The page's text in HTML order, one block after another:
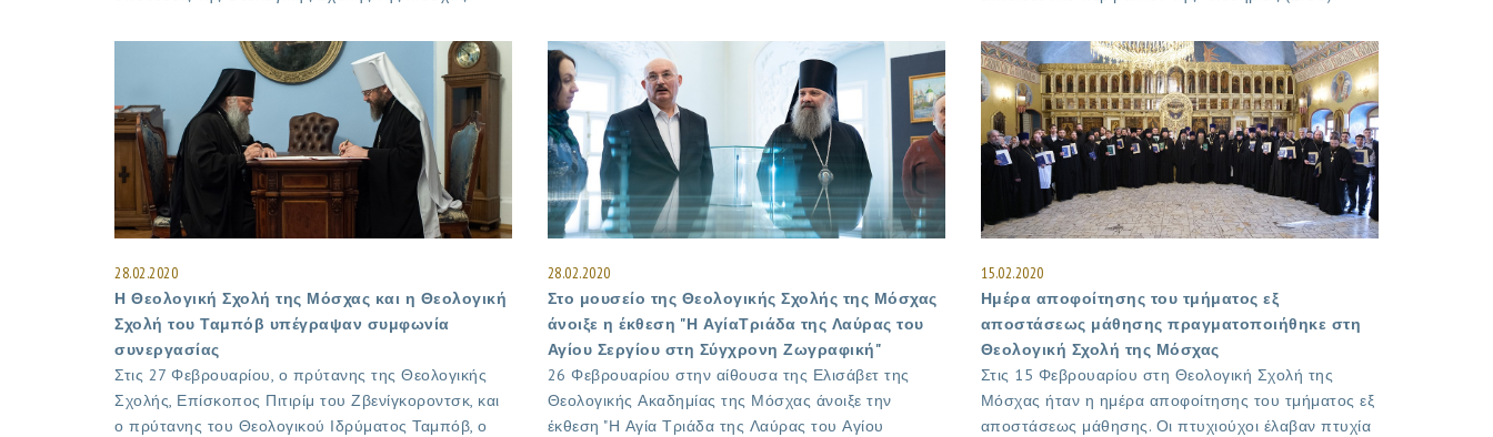
28.02.2020
Η Θεολογική Σχολή της Μόσχας και η Θεολογική
Σχολή του Ταμπόβ υπέγραψαν συμφωνία
συνεργασίας
Στις 27 Φεβρουαρίου, ο πρύτανης της Θεολογικής
Σχολής, Επίσκοπος Πιτιρίμ του Ζβενίγκοροντσκ, και
ο πρύτανης του Θεολογικού Ιδρύματος Ταμπόβ, ο
28.02.2020
Στο μουσείο της Θεολογικής Σχολής της Μόσχας
άνοιξε η έκθεση "Η ΑγίαΤριάδα της Λαύρας του
Αγίου Σεργίου στη Σύγχρονη Ζωγραφική"
26 Φεβρουαρίου στην αίθουσα της Ελισάβετ της
Θεολογικής Ακαδημίας της Μόσχας άνοιξε την
έκθεση "Η Αγία Τριάδα της Λαύρας του Αγίου
15.02.2020
Ημέρα αποφοίτησης του τμήματος εξ
αποστάσεως μάθησης πραγματοποιήθηκε στη
Θεολογική Σχολή της Μόσχας
Στις 15 Φεβρουαρίου στη Θεολογική Σχολή της
Μόσχας ήταν η ημέρα αποφοίτησης του τμήματος εξ
αποστάσεως μάθησης. Οι πτυχιούχοι έλαβαν πτυχία